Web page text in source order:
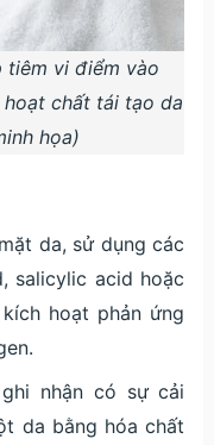
tiêm vi điểm vào
chất tái tạo da
họa)
da, sử dụng các
salicylic acid hoặc
hoạt phản ứng
nhận có sự cải
da bằng hóa chất